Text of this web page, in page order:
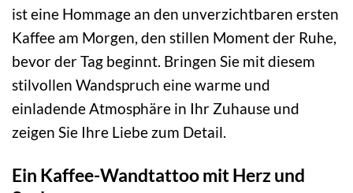
ist eine Hommage an den unverzichtbaren ersten
Kaffee am Morgen, den stillen Moment der Ruhe,
bevor der Tag beginnt. Bringen Sie mit diesem
stilvollen Wandspruch eine warme und
einladende Atmosphäre in Ihr Zuhause und
zeigen Sie Ihre Liebe zum Detail.
Ein Kaffee-Wandtattoo mit Herz und